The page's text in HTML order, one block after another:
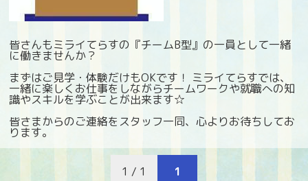
皆さんもミライてらすの『チームB型』の一員として一緒
に働きませんか？
まずはご見学・体験だけもOKです！ ミライてらすでは、
一緒に楽しくお仕事をしながらチームワークや就職への知
識やスキルを学ぶことが出来ます☆
皆さまからのご連絡をスタッフ一同、心よりお待ちしてお
ります。
1 / 1 1